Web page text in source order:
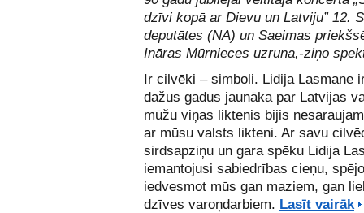
dzīvi kopā ar Dievu un Latviju” 12.
deputātes (NA) un Saeimas
Ināras Mūrnieces uzruna,-ziņo
Ir cilvēki – simboli. Lidija Lasmane
dažus gadus jaunāka par Latvijas
mūžu viņas liktenis bijis
ar mūsu valsts likteni. Ar savu
sirdsapziņu un gara spēku Lidija
iemantojusi sabiedrības cieņu,
iedvesmot mūs gan maziem, gan
dzīves varoņdarbiem. Lasīt vairāk